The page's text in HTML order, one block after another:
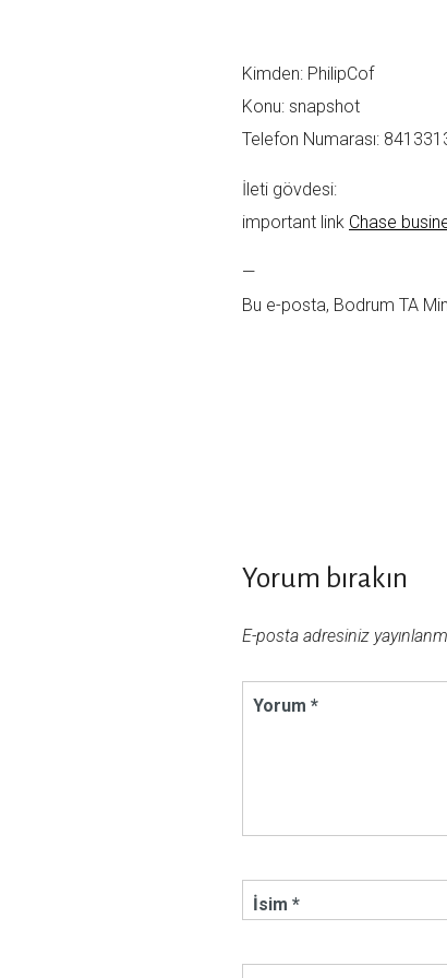
Kimden: PhilipCof
Konu: snapshot
Telefon Numarası:
İleti gövdesi:
important link Chase
—
Bu e-posta, Bodrum TA
Yorum bırakın
E-posta adresiniz
Yorum *
İsim *